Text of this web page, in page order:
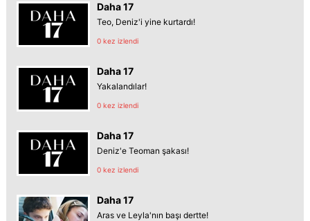
Daha 17
Teo, Deniz'i yine kurtardı!
0 kez izlendi
Daha 17
Yakalandılar!
0 kez izlendi
Daha 17
Deniz'e Teoman şakası!
0 kez izlendi
Daha 17
Aras ve Leyla'nın başı dertte!